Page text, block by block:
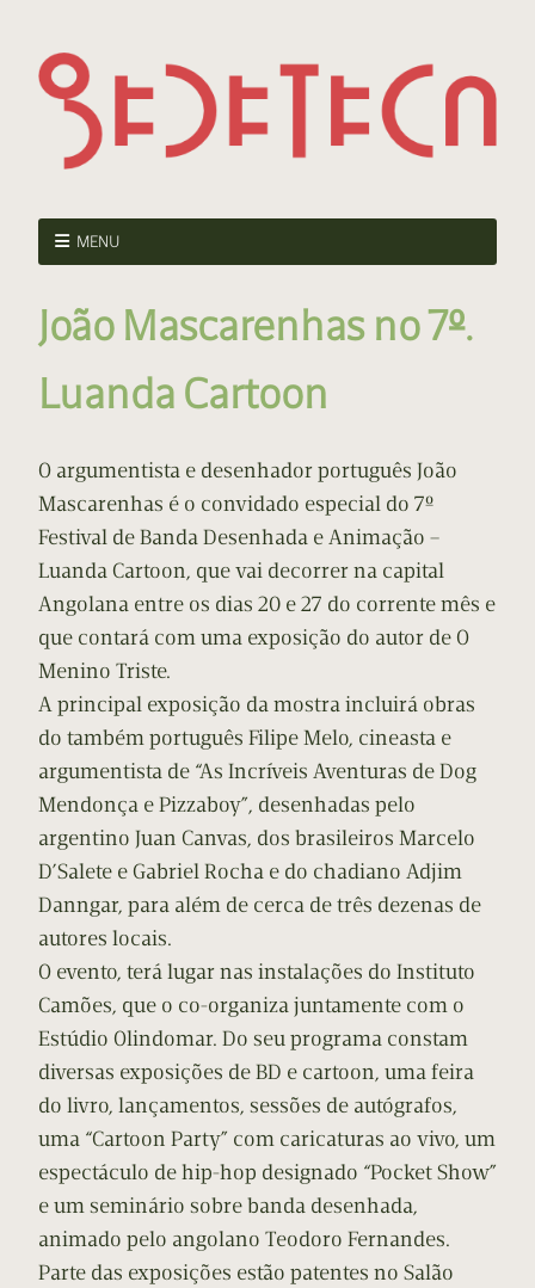
MENU
João Mascarenhas no 7º.
Luanda Cartoon
O argumentista e desenhador português João
Mascarenhas é o convidado especial do 7º
Festival de Banda Desenhada e Animação –
Luanda Cartoon, que vai decorrer na capital
Angolana entre os dias 20 e 27 do corrente mês e
que contará com uma exposição do autor de O
Menino Triste.
A principal exposição da mostra incluirá obras
do também português Filipe Melo, cineasta e
argumentista de “As Incríveis Aventuras de Dog
Mendonça e Pizzaboy”, desenhadas pelo
argentino Juan Canvas, dos brasileiros Marcelo
D’Salete e Gabriel Rocha e do chadiano Adjim
Danngar, para além de cerca de três dezenas de
autores locais.
O evento, terá lugar nas instalações do Instituto
Camões, que o co-organiza juntamente com o
Estúdio Olindomar. Do seu programa constam
diversas exposições de BD e cartoon, uma feira
do livro, lançamentos, sessões de autógrafos,
uma “Cartoon Party” com caricaturas ao vivo, um
espectáculo de hip-hop designado “Pocket Show”
e um seminário sobre banda desenhada,
animado pelo angolano Teodoro Fernandes.
Parte das exposições estão patentes no Salão